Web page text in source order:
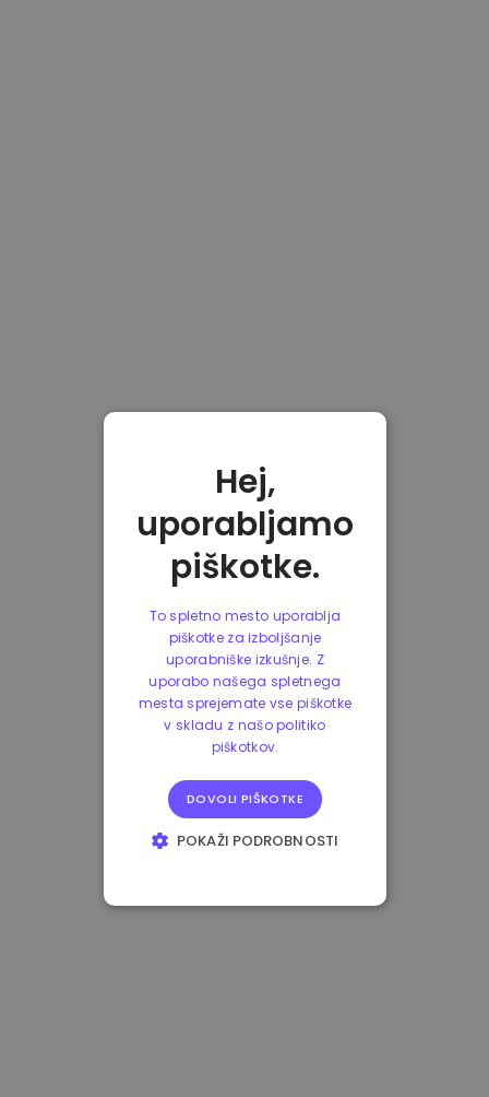
Hej,
uporabljamo
piškotke.
To spletno mesto uporablja
piškotke za izboljšanje
uporabniške izkušnje. Z
uporabo našega spletnega
mesta sprejemate vse piškotke
v skladu z našo politiko
piškotkov.
DOVOLI PIŠKOTKE
POKAŽI PODROBNOSTI